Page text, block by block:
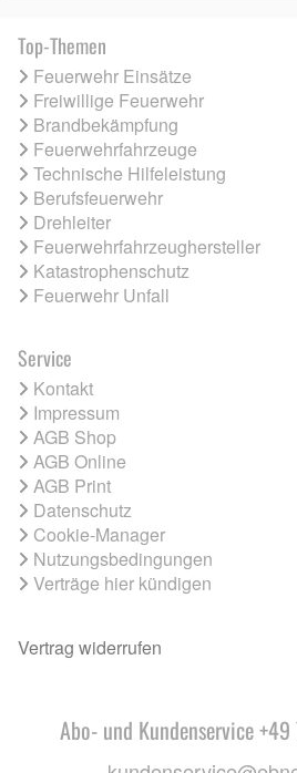
Top-Themen
Feuerwehr Einsätze
Freiwillige Feuerwehr
Brandbekämpfung
Feuerwehrfahrzeuge
Technische Hilfeleistung
Berufsfeuerwehr
Drehleiter
Feuerwehrfahrzeughersteller
Katastrophenschutz
Feuerwehr Unfall
Service
Kontakt
Impressum
AGB Shop
AGB Online
AGB Print
Datenschutz
Cookie-Manager
Nutzungsbedingungen
Verträge hier kündigen
Vertrag widerrufen
Abo- und Kundenservice